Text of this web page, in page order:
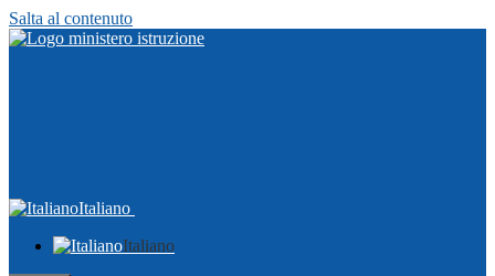
Salta al contenuto
Italiano
Italiano